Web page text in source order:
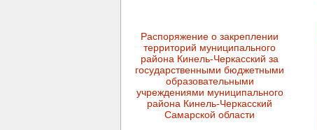
Распоряжение о закреплении
территорий муниципального
района Кинель-Черкасский за
государственными бюджетными
образовательными
учреждениями муниципального
района Кинель-Черкасский
Самарской области